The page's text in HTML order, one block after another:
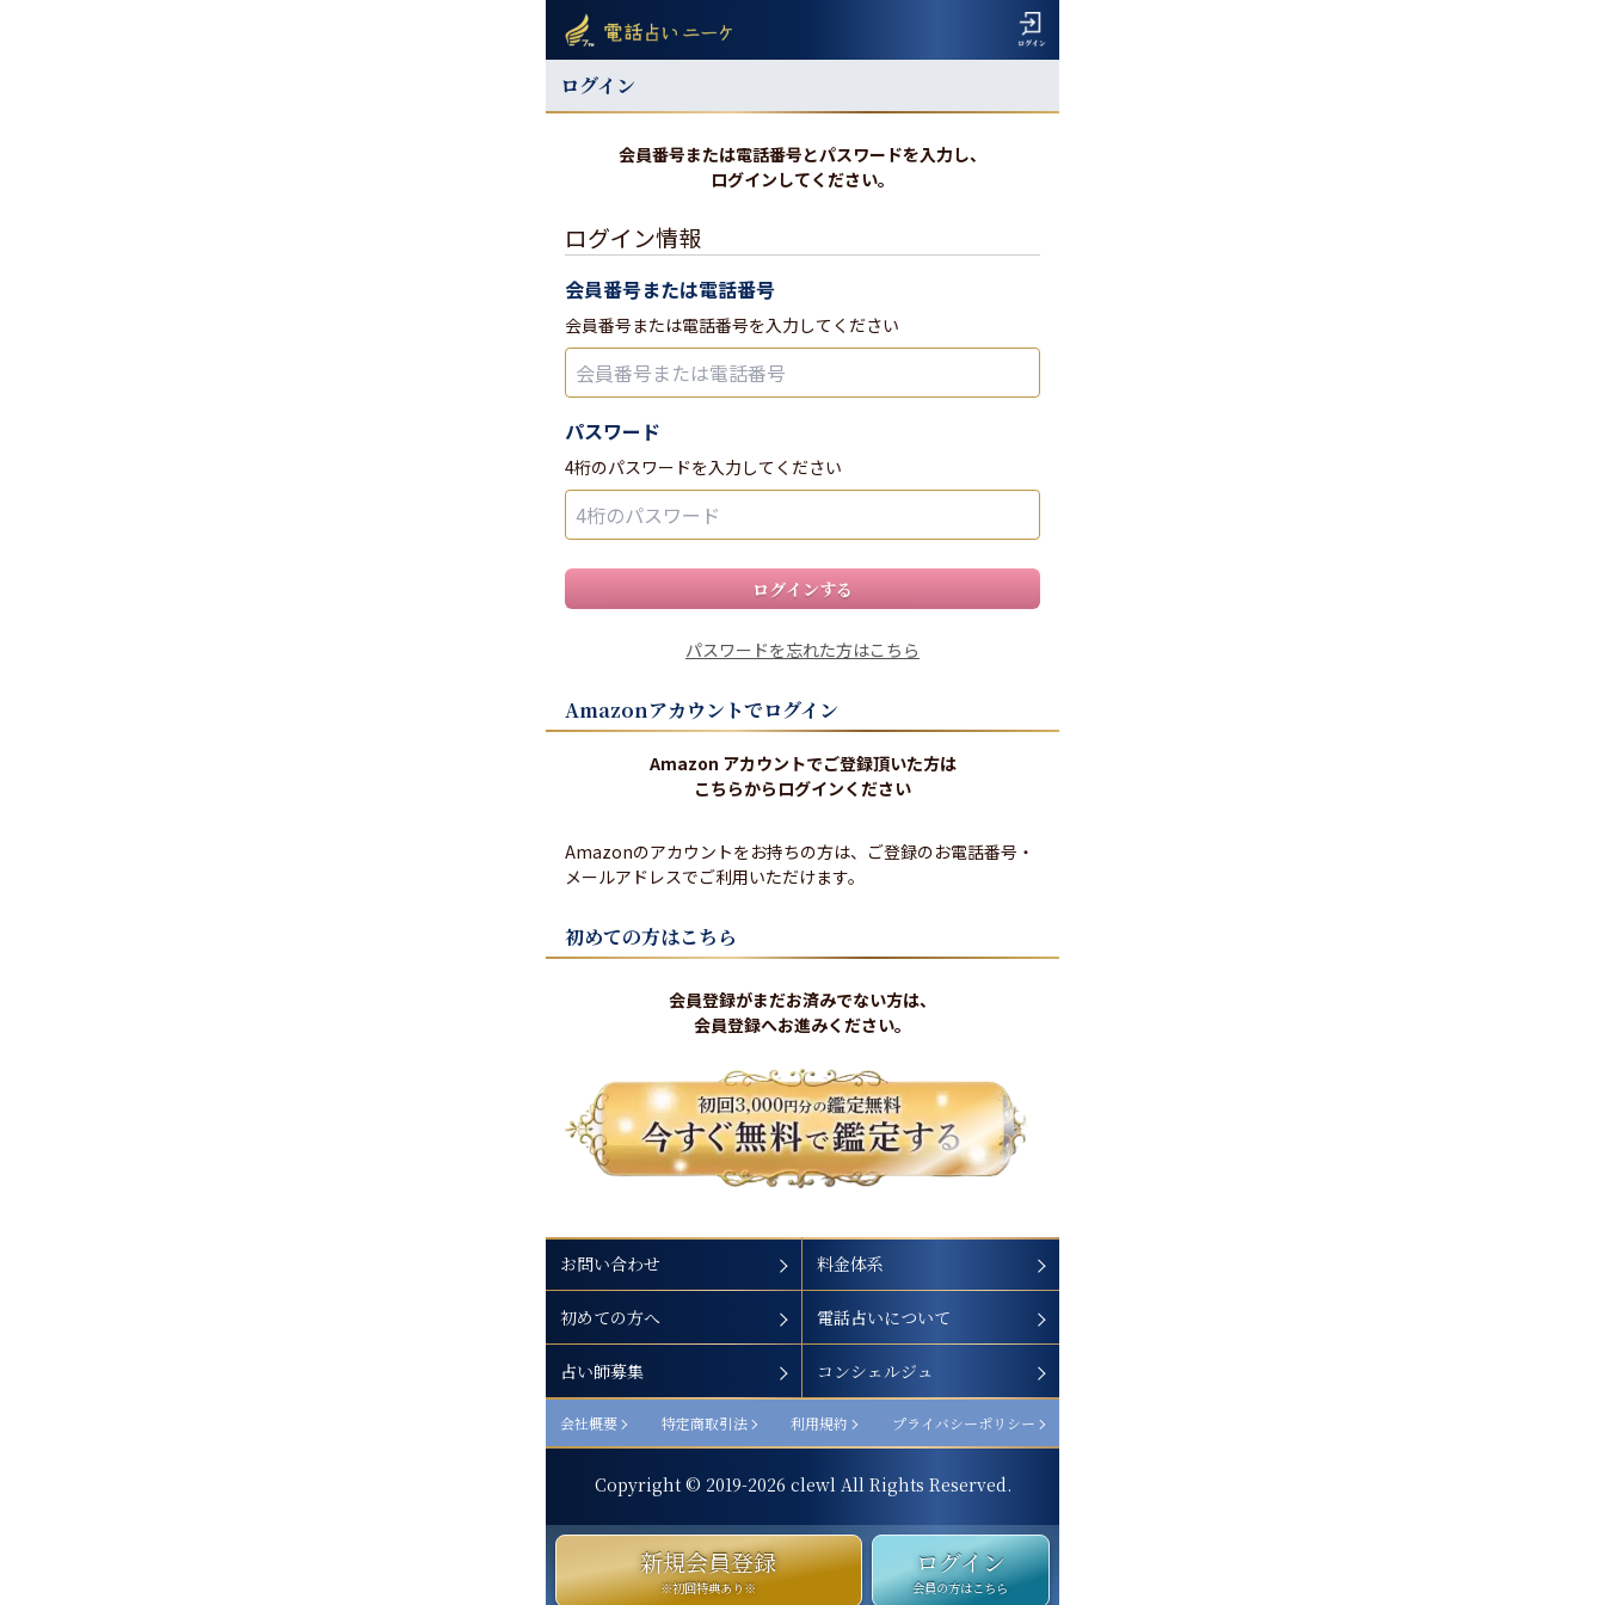
ログイン
会員番号または電話番号とパスワードを入力し、
ログインしてください。
ログイン情報
会員番号または電話番号
会員番号または電話番号を入力してください
パスワード
4桁のパスワードを入力してください
ログインする
パスワードを忘れた方はこちら
Amazonアカウントでログイン
Amazon アカウントでご登録頂いた方は
こちらからログインください
Amazonのアカウントをお持ちの方は、ご登録のお電話番号・
メールアドレスでご利用いただけます。
初めての方はこちら
会員登録がまだお済みでない方は、
会員登録へお進みください。
お問い合わせ 料金体系
初めての方へ 電話占いについて
占い師募集 コンシェルジュ
会社概要 特定商取引法 利用規約 プライバシーポリシー
Copyright © 2019-2026 clewl All Rights Reserved.
新規会員登録
※初回特典あり※
ログイン
会員の方はこちら